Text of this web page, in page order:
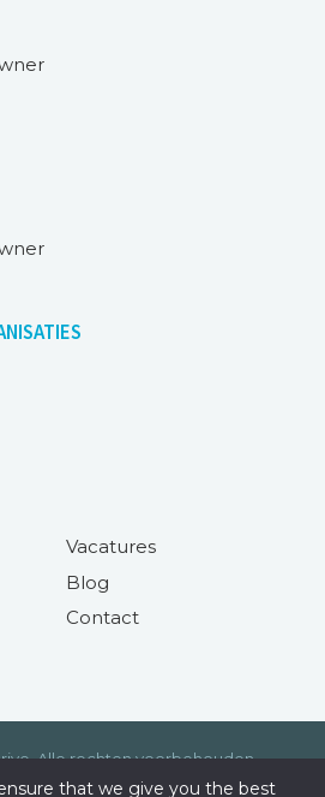
Vacatures
Blog
Contact
Alle rechten voorbehouden.
that we give you the best